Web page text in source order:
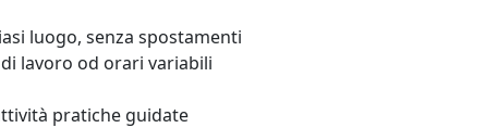
luogo, senza spostamenti
lavoro od orari variabili
pratiche guidate